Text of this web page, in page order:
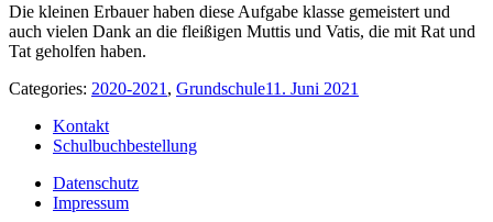
Die kleinen Erbauer haben diese Aufgabe klasse gemeistert und
auch vielen Dank an die fleißigen Muttis und Vatis, die mit Rat und
Tat geholfen haben.
Categories: 2020-2021 , Grundschule11. Juni 2021
Kontakt
Schulbuchbestellung
Datenschutz
Impressum